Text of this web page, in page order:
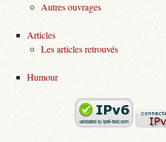
Autres ouvrages
Articles
Les articles retrouvés
Humour